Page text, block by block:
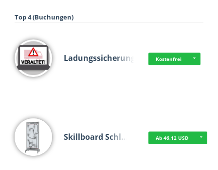
Top 4 (Buchungen)
Ladungssicherung Kostenfrei
Skillboard Schl… Ab 46,12 USD